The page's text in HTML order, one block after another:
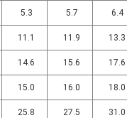
5.3 5.7 6.4
11.1 11.9 13.3
14.6 15.6 17.6
15.0 16.0 18.0
25.8 27.5 31.0